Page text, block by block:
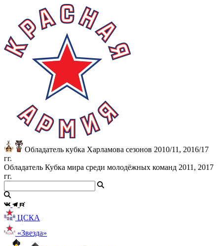
Обладатель кубка Харламова сезонов 2010/11, 2016/17
гг.
Обладатель Кубка мира среди молодёжных команд 2011, 2017
гг.
ЦСКА
«Звезда»